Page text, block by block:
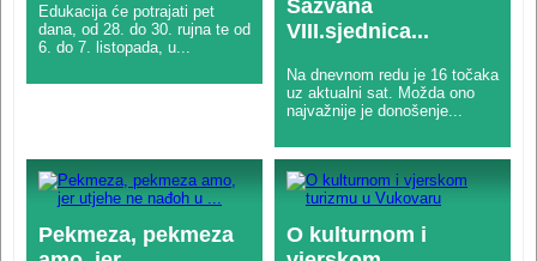
Edukacija će potrajati pet
dana, od 28. do 30. rujna te od
6. do 7. listopada, u...
Sazvana
VIII.sjednica...
Na dnevnom redu je 16 točaka
uz aktualni sat. Možda ono
najvažnije je donošenje...
Pekmeza, pekmeza
O kulturnom i